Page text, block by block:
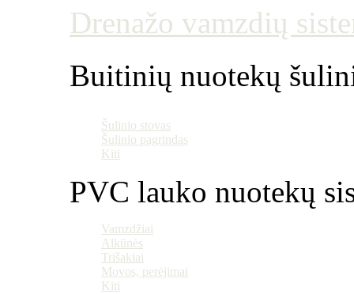
Drenažo vamzdių
Buitinių nuotekų
Šulinio stovas
Šulinio pagrindas
Kiti
PVC lauko nuotekų
Vamzdžiai
Alkūnės
Trišakiai
Movos, perėjimai
Kiti